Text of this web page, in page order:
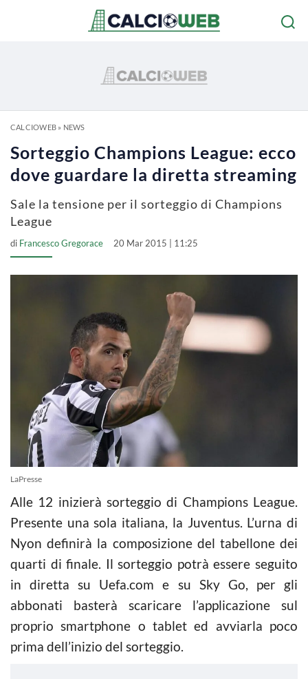
CALCIOWEB» NEWS
Sorteggio Champions League: ecco
dove guardare la diretta streaming
Sale la tensione per il sorteggio di Champions
League
di Francesco Gregorace 20 Mar 2015 | 11:25
LaPresse
Alle 12 inizierà sorteggio di Champions League.
Presente una sola italiana, la Juventus. L’urna di
Nyon definirà la composizione del tabellone dei
quarti di finale. Il sorteggio potrà essere seguito
in diretta su Uefa.com e su Sky Go, per gli
abbonati basterà scaricare l’applicazione sul
proprio smartphone o tablet ed avviarla poco
prima dell’inizio del sorteggio.